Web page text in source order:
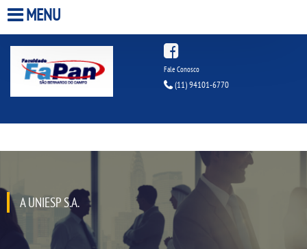
INFRAESTRUTURA
BIBLIOTECA
MENU
Fale Conosco
(11) 94101-6770
A UNIESP S.A.